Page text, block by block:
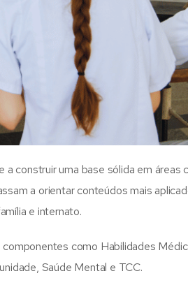
construir uma base sólida em áreas
a orientar conteúdos mais
e internato.
como Habilidades
Saúde Mental e TCC.